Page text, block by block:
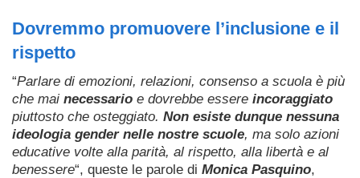
Dovremmo promuovere l’inclusione e il
rispetto
“Parlare di emozioni, relazioni, consenso a scuola è più
che mai necessario e dovrebbe essere incoraggiato
piuttosto che osteggiato. Non esiste dunque nessuna
ideologia gender nelle nostre scuole, ma solo azioni
educative volte alla parità, al rispetto, alla libertà e al
benessere“, queste le parole di Monica Pasquino,